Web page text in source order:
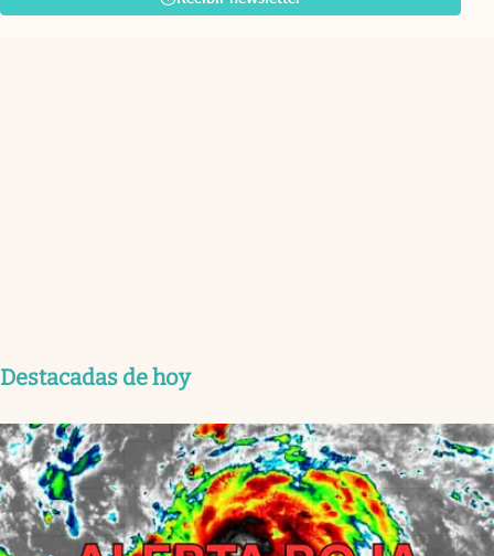
Destacadas de hoy